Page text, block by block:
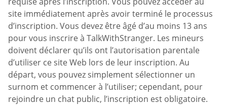
site immédiatement après avoir terminé le processus
d’inscription. Vous devez être âgé d’au moins 13 ans
pour vous inscrire à TalkWithStranger. Les mineurs
doivent déclarer qu’ils ont l’autorisation parentale
d’utiliser ce site Web lors de leur inscription. Au
départ, vous pouvez simplement sélectionner un
surnom et commencer à l’utiliser; cependant, pour
rejoindre un chat public, l’inscription est obligatoire.